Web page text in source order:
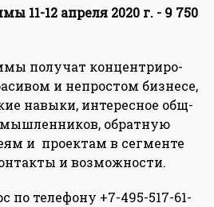
11-12 апреля 2020 г. - 9 750
получат концентриро­
и непростом биз­несе,
навыки, интересное общ­
обратную
и проек­там в сегменте
и возможности.
по телефону +7-495-517-61-